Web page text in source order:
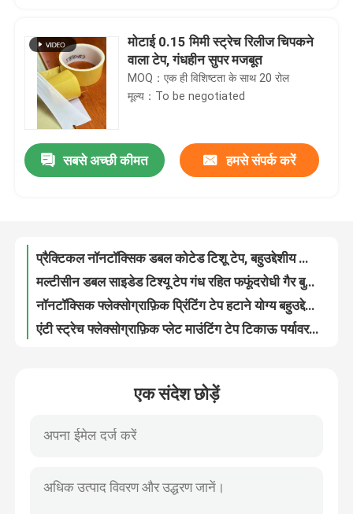
होम
उत्पाद
वीडियो
फैक्टरी यात्रा
गुणवत्ता नियंत्रण
मोटाई 0.15 मिमी स्ट्रेच रिलीज चिपकने
वाला टेप, गंधहीन सुपर मजबूत
MOQ：एक ही विशिष्टता के साथ 20 रोल
मूल्य：To be negotiated
सबसे अच्छी कीमत हमसे संपर्क करें
मोटाई 0.15 मिमी डबल पक्षीय ऊतक टेप हीटप्रूफ प्रैक्टिकल
पुन: प्रयोज्य हॉट मेल्ट फ्लेक्सो प्रिंटिंग टेप, डबल साइडेड पैलेट टेप स्क्रीन प्रिंटिंग
340mmx2.5m फ्लेक्सोग्राफ़िक प्लेट माउंटिंग टेप, प्राकृतिक रबर प्रकार, गंधहीन
नमीरोधी प्लेट माउंटिंग टेप, फ्लेक्सो प्रिंटिंग के लिए टिकाऊ दो तरफा टेप
स्थिर पारदर्शी ट्रांसफर टेप, रंगहीन ऐक्रेलिक ट्रांसफर टेप
एक संदेश छोड़ें